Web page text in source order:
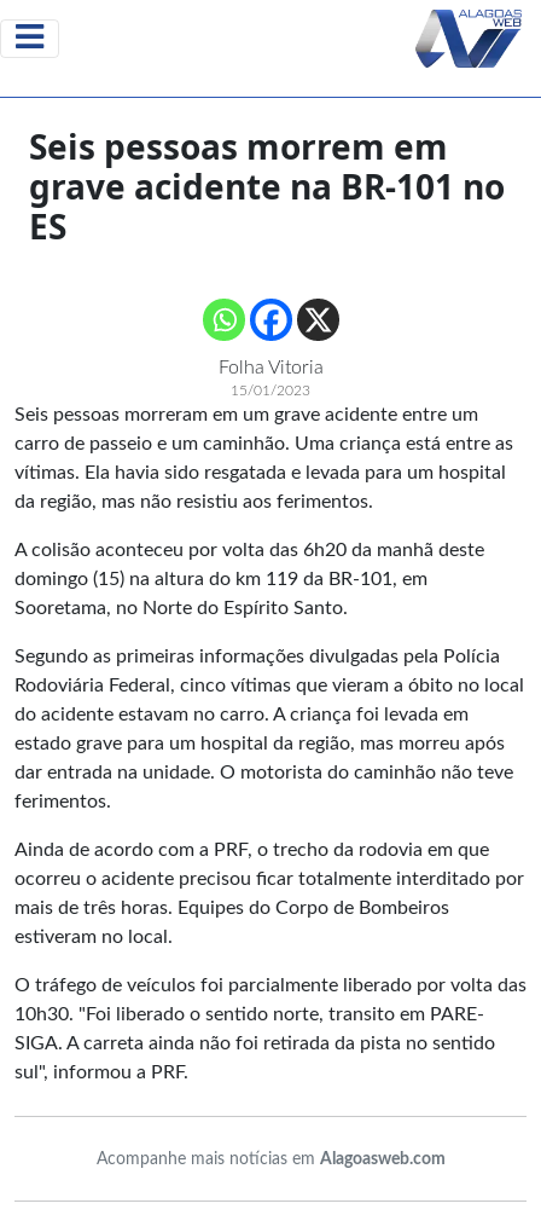
Seis pessoas morrem em
grave acidente na BR-101 no
ES
Folha Vitoria
15/01/2023
Seis pessoas morreram em um grave acidente entre um
carro de passeio e um caminhão. Uma criança está entre as
vítimas. Ela havia sido resgatada e levada para um hospital
da região, mas não resistiu aos ferimentos.
A colisão aconteceu por volta das 6h20 da manhã deste
domingo (15) na altura do km 119 da BR-101, em
Sooretama, no Norte do Espírito Santo.
Segundo as primeiras informações divulgadas pela Polícia
Rodoviária Federal, cinco vítimas que vieram a óbito no local
do acidente estavam no carro. A criança foi levada em
estado grave para um hospital da região, mas morreu após
dar entrada na unidade. O motorista do caminhão não teve
ferimentos.
Ainda de acordo com a PRF, o trecho da rodovia em que
ocorreu o acidente precisou ficar totalmente interditado por
mais de três horas. Equipes do Corpo de Bombeiros
estiveram no local.
O tráfego de veículos foi parcialmente liberado por volta das
10h30. "Foi liberado o sentido norte, transito em PARE-
SIGA. A carreta ainda não foi retirada da pista no sentido
sul", informou a PRF.
Acompanhe mais notícias em Alagoasweb.com